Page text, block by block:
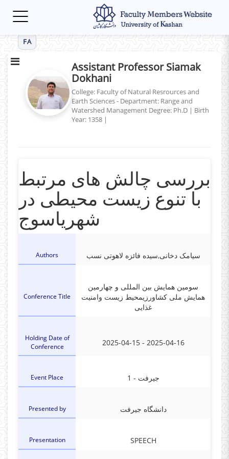
Toggle
FA
Assistant Professor Siamak
Dokhani
College: Faculty of Natural Resrources and
Earth Sciences - Department: Range and
Watershed Management Degree: Ph.D | Birth
Year: 1358 |
بررسی چالش های مرتبط
با تنوع زیست محیطی در
شهریاسوج
Authors سیامک دخانی,سیده فائزه لاهوتی نسب
Conference Title
سومین همایش بین المللی و چهارمین
همایش ملی کشاورزیمحیط زیست وامنیت
غذایی
Holding Date of
Conference
2025-04-15 - 2025-04-16
Event Place 1 - جیرفت
Presented by دانشگاه جیرفت
Presentation SPEECH